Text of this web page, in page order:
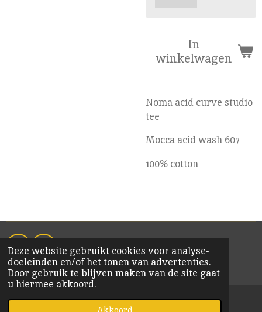
Deze website gebruikt cookies voor analyse-
doeleinden en/of het tonen van advertenties.
Door gebruik te blijven maken van de site gaat
u hiermee akkoord.
In
winkelwagen
Noma acid curve studio
tee
Mocca acid wash 607
100% cotton
F
a
c
e
I
n
s
t
© 2020 KiM Bornem